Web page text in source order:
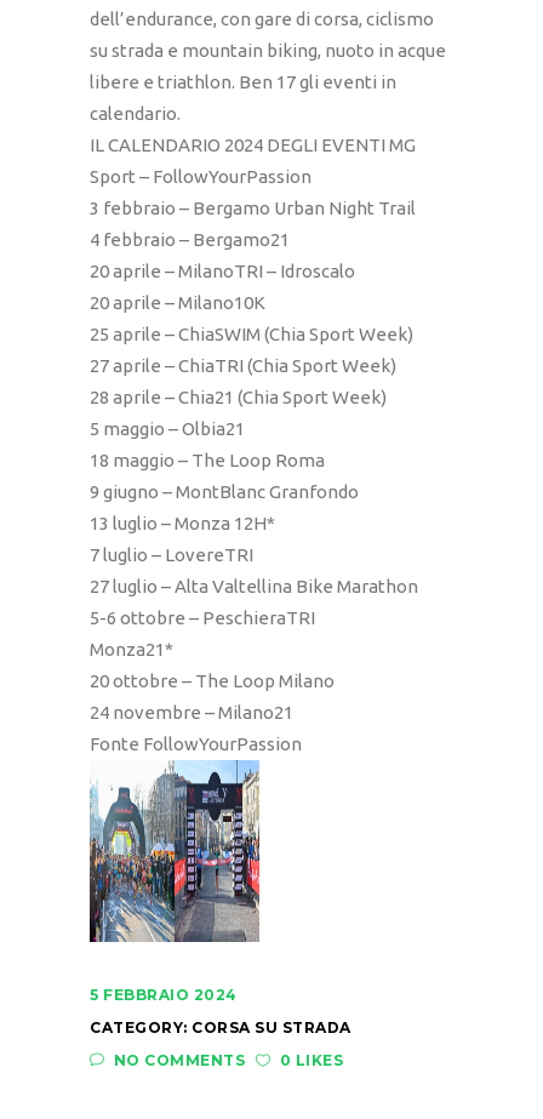
dell’endurance, con gare di corsa, ciclismo
su strada e mountain biking, nuoto in acque
libere e triathlon. Ben 17 gli eventi in
calendario.
IL CALENDARIO 2024 DEGLI EVENTI MG
Sport – FollowYourPassion
3 febbraio – Bergamo Urban Night Trail
4 febbraio – Bergamo21
20 aprile – MilanoTRI – Idroscalo
20 aprile – Milano10K
25 aprile – ChiaSWIM (Chia Sport Week)
27 aprile – ChiaTRI (Chia Sport Week)
28 aprile – Chia21 (Chia Sport Week)
5 maggio – Olbia21
18 maggio – The Loop Roma
9 giugno – MontBlanc Granfondo
13 luglio – Monza 12H*
7 luglio – LovereTRI
27 luglio – Alta Valtellina Bike Marathon
5-6 ottobre – PeschieraTRI
Monza21*
20 ottobre – The Loop Milano
24 novembre – Milano21
Fonte FollowYourPassion
5 FEBBRAIO 2024
CATEGORY: CORSA SU STRADA
NO COMMENTS
0 LIKES